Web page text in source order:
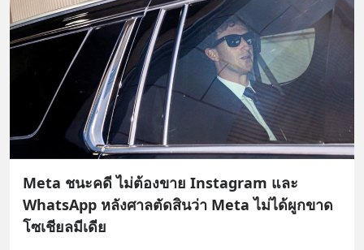
Meta ชนะคดี ไม่ต้องขาย Instagram และ
WhatsApp หลังศาลตัดสินว่า Meta ไม่ได้ผูกขาด
โซเชียลมีเดีย